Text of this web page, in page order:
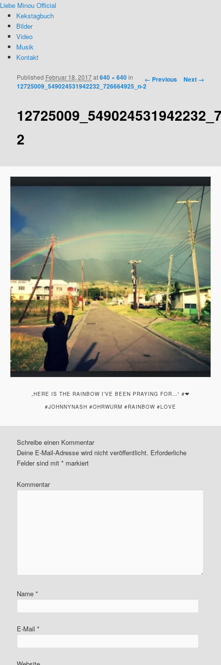
Liebe Minou Official
Kekstagbuch
Bilder
Video
Musik
Kontakt
Image navigation
← Previous Next →
2
Published Februar 18, 2017at640 × 640in
12725009_549024531942232_726664925_n-2
„HERE IS THE RAINBOW I’VE BEEN PRAYING FOR…“ #❤
#JOHNNYNASH #OHRWURM #RAINBOW #LOVE
Schreibe einen Kommentar
Deine E-Mail-Adresse wird nicht veröffentlicht. Erforderliche
Felder sind mit* markiert
Kommentar
Name*
E-Mail*